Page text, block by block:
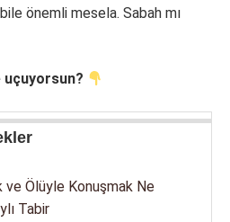
önemli mesela. Sabah mı
uçuyorsun?
ve Ölüyle Konuşmak Ne
Tabir